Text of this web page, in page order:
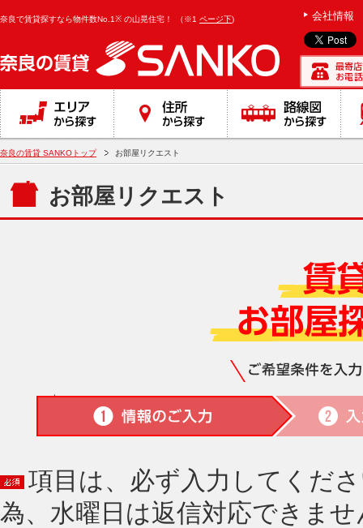
奈良で賃貸探すなら物件数No.1※ の山晃住宅！ （※1 ページ下) 会社情報
奈良の賃貸 SANKOトップ お部屋リクエスト
お部屋リクエスト
項目は、必ず入力してくだ
為、水曜日は返信対応できま